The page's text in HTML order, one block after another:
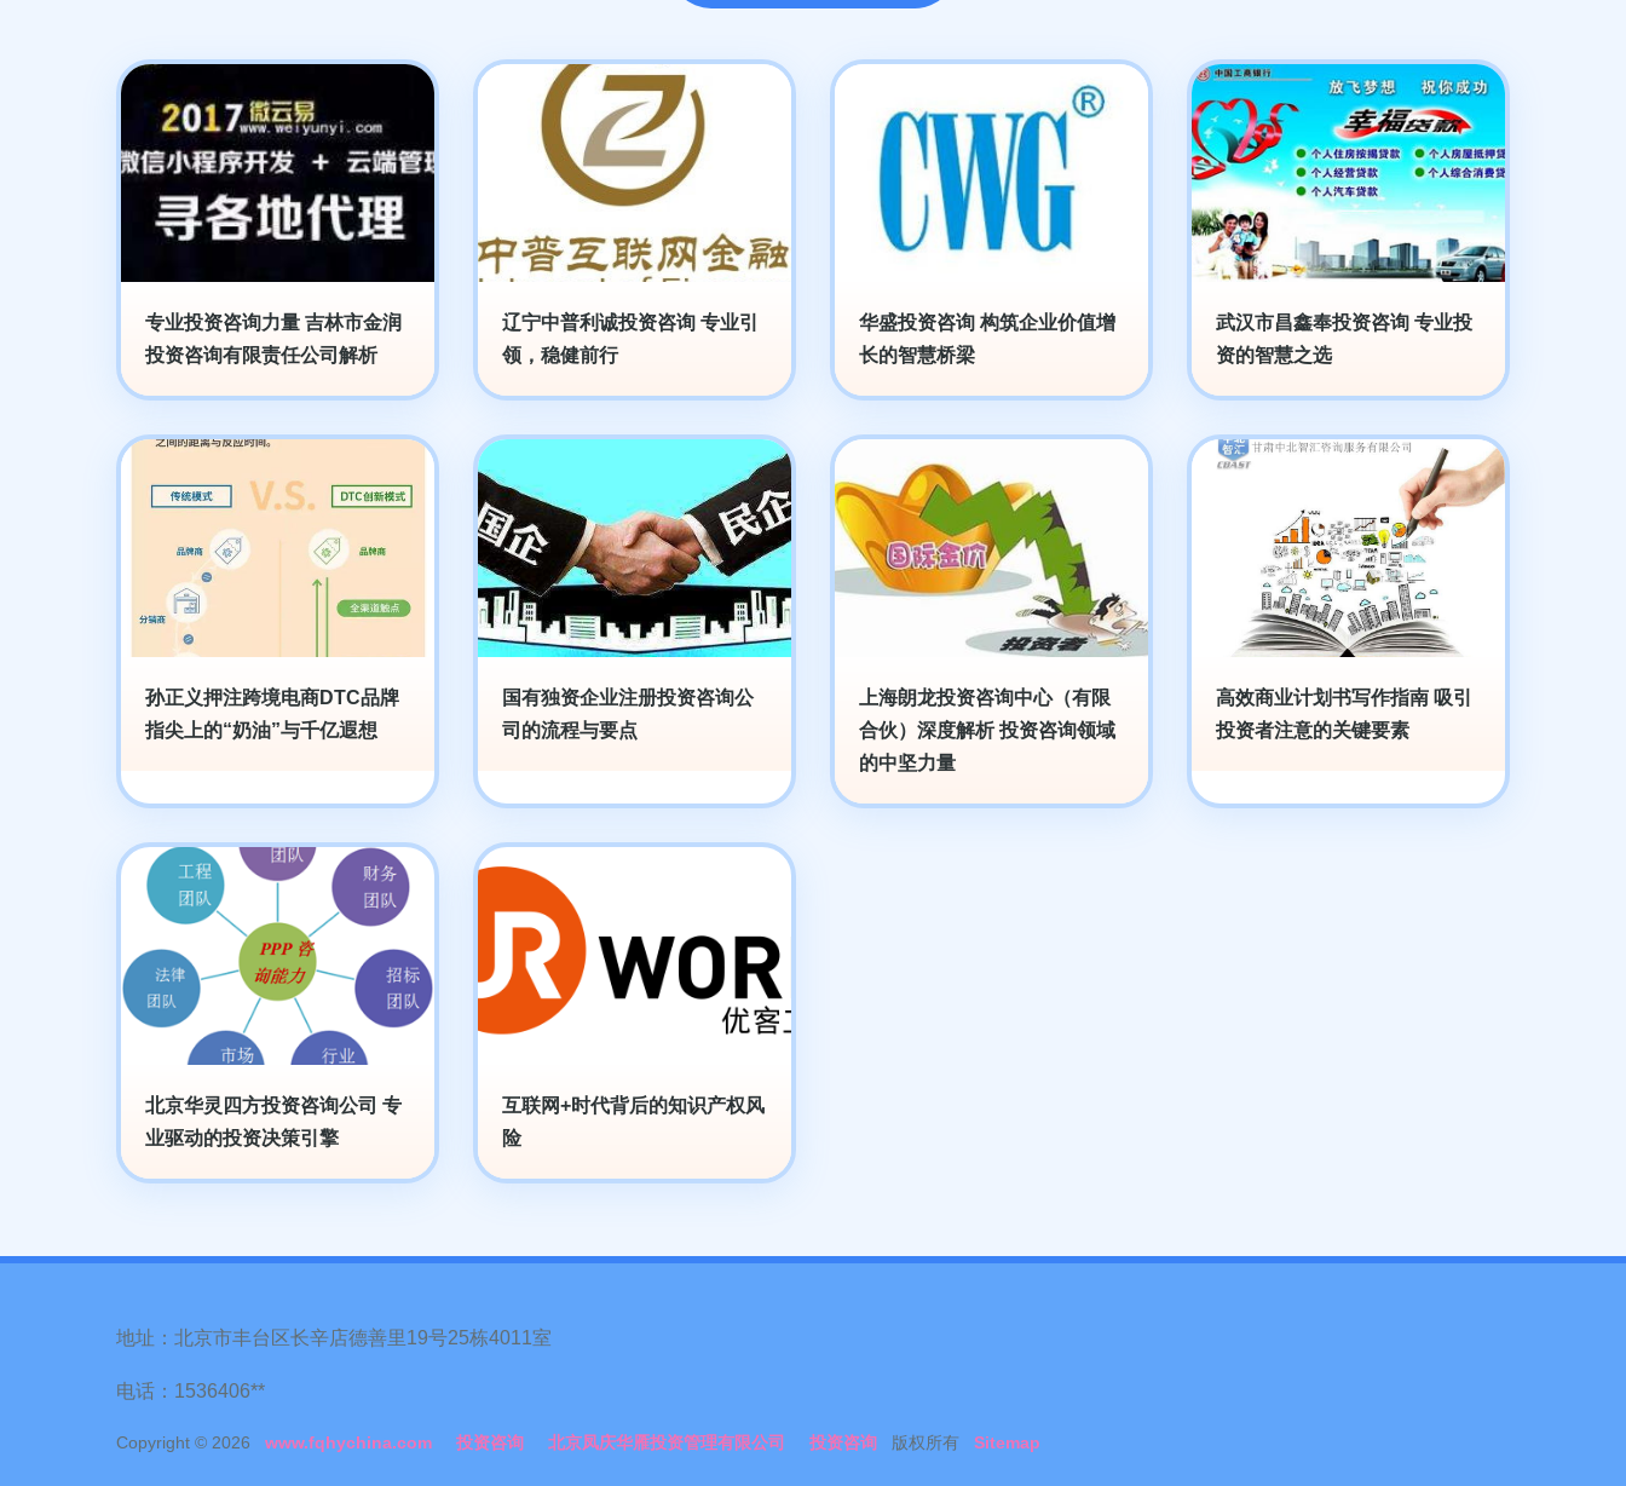
专业投资咨询力量 吉林市金润
投资咨询有限责任公司解析
辽宁中普利诚投资咨询 专业引
领，稳健前行
华盛投资咨询 构筑企业价值增
长的智慧桥梁
武汉市昌鑫奉投资咨询 专业投
资的智慧之选
孙正义押注跨境电商DTC品牌
指尖上的“奶油”与千亿遐想
国有独资企业注册投资咨询公
司的流程与要点
上海朗龙投资咨询中心（有限
合伙）深度解析 投资咨询领域
的中坚力量
高效商业计划书写作指南 吸引
投资者注意的关键要素
北京华灵四方投资咨询公司 专
业驱动的投资决策引擎
互联网+时代背后的知识产权风
险
地址：北京市丰台区长辛店德善里19号25栋4011室
电话：1536406**
Copyright © 2026 www.fqhychina.com 投资咨询 北京凤庆华雁投资管理有限公司 投资咨询 版权所有 Sitemap